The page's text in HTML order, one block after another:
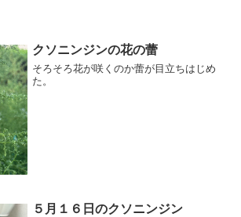
クソニンジンの花の蕾
そろそろ花が咲くのか蕾が目立ちはじめ
た。
５月１６日のクソニンジン